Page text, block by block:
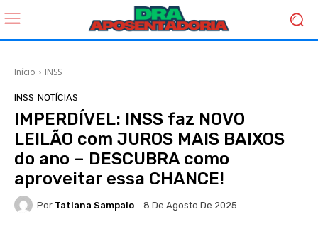
Início INSS
INSS NOTÍCIAS
IMPERDÍVEL: INSS faz NOVO
LEILÃO com JUROS MAIS BAIXOS
do ano – DESCUBRA como
aproveitar essa CHANCE!
Por Tatiana Sampaio 8 De Agosto De 2025